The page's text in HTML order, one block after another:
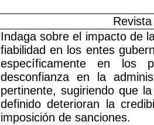
Indaga sobre el impacto de
fiabilidad en los entes
específicamente en los
desconfianza en la
pertinente, sugiriendo que
definido deterioran la
imposición de sanciones.